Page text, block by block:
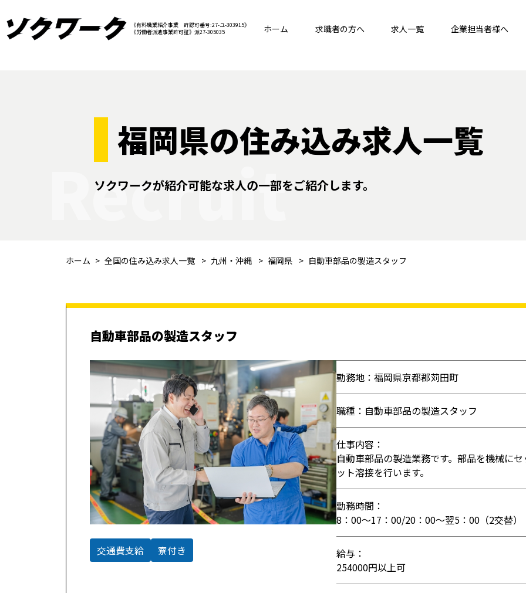
《有料職業紹介事業 許認可番号:27-ユ-303915》
《労働者派遣事業許可証》派27-305035
ホーム 求職者の方へ 求人一覧 企業担当者様へ
福岡県の住み込み求人一覧
ソクワークが紹介可能な求人の一部をご紹介します。
Recruit
ホーム 全国の住み込み求人一覧 九州・沖縄 福岡県 自動車部品の製造スタッフ
自動車部品の製造スタッフ
交通費支給 寮付き
勤務地：福岡県京都郡苅田町
職種：自動車部品の製造スタッフ
仕事内容：
自動車部品の製造業務です。部品を機械に
ット溶接を行います。
勤務時間：
8：00～17：00/20：00～翌5：00（2交替）
給与：
254000円以上可